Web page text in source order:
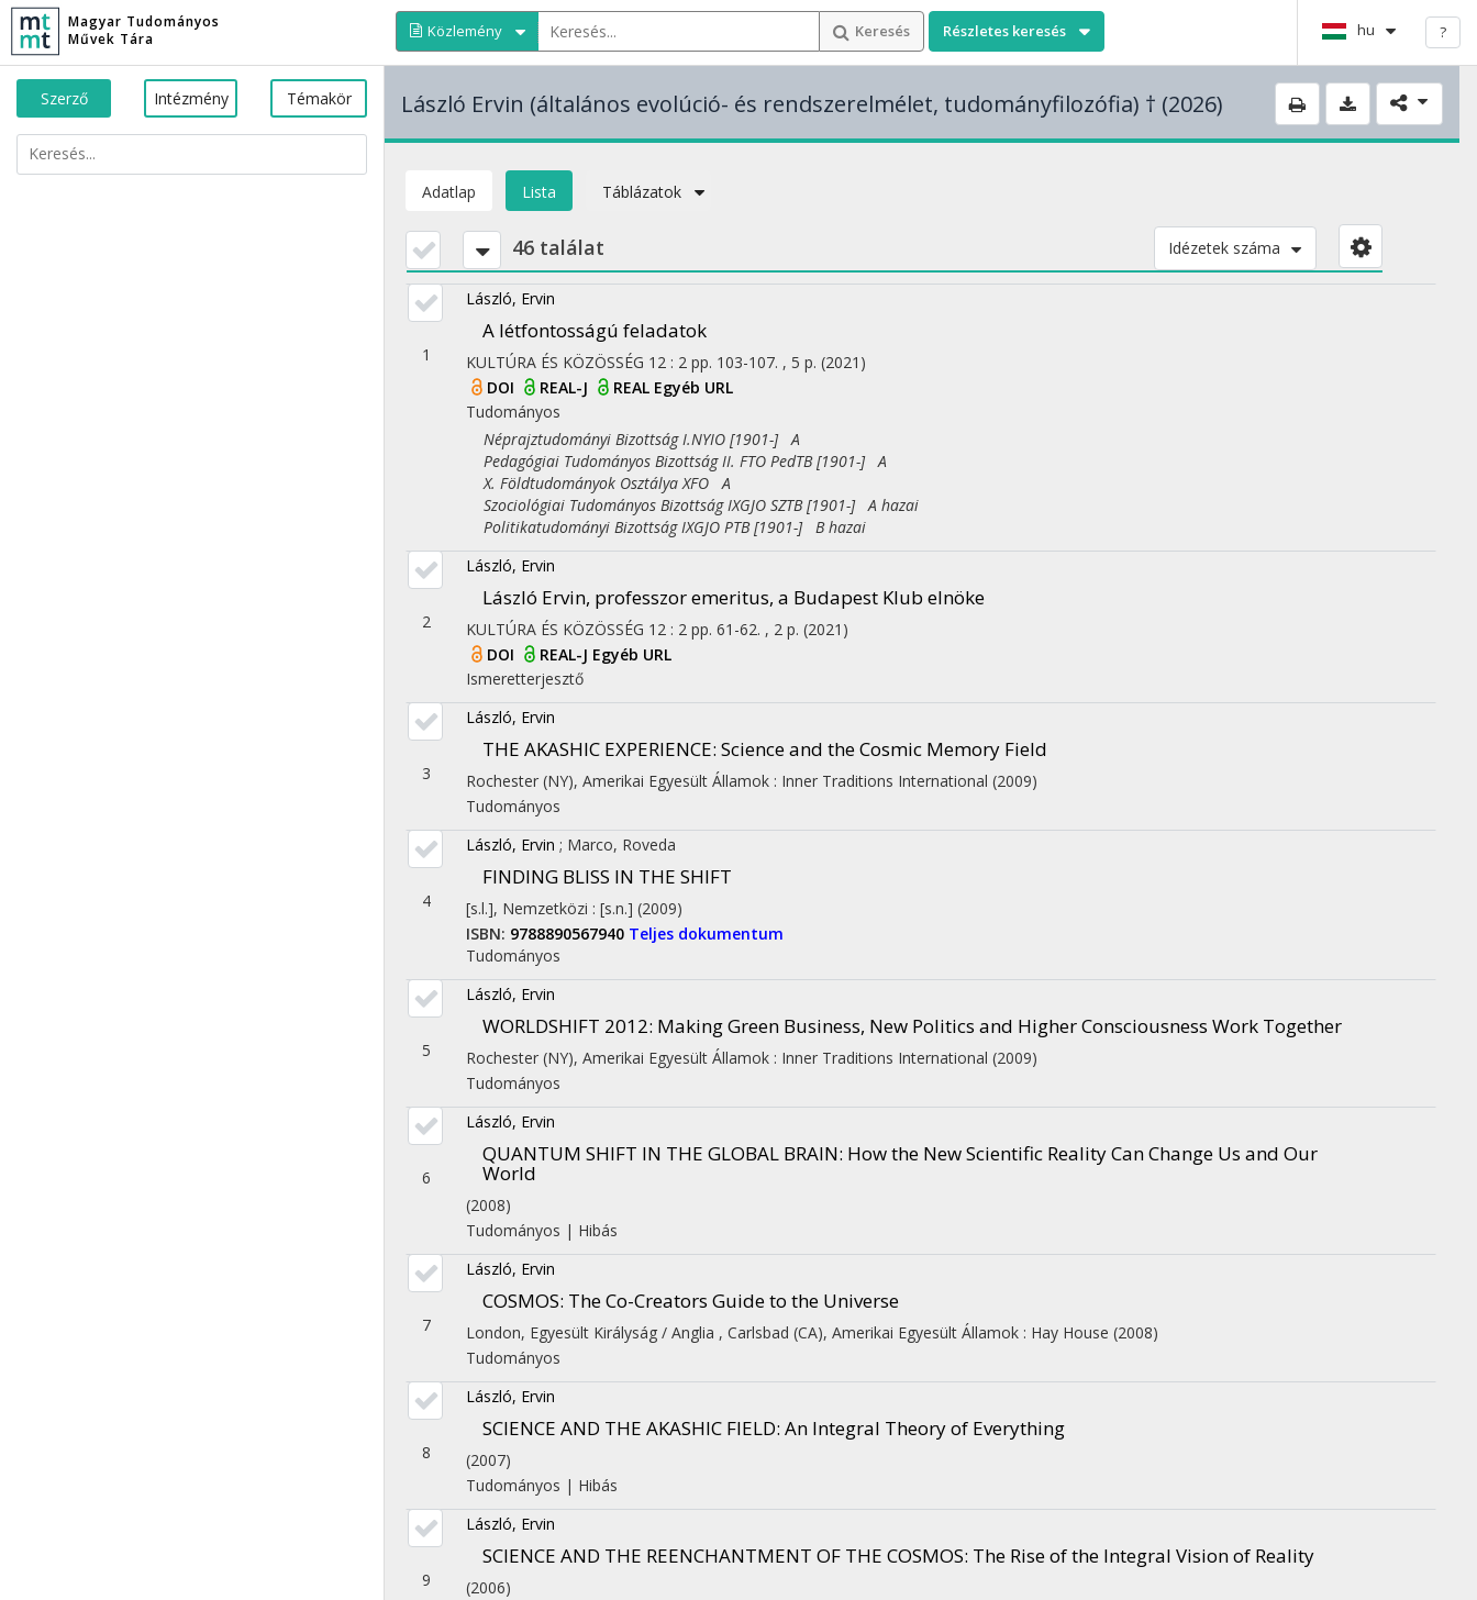
Magyar Tudományos
Művek Tára
Közlemény Keresés Részletes keresés hu ?
Szerző Intézmény Témakör László Ervin (általános evolúció- és rendszerelmélet, tudományfilozófia) † (2026)
Adatlap Lista Táblázatok
46 találat Idézetek száma
1
László, Ervin
A létfontosságú feladatok
KULTÚRA ÉS KÖZÖSSÉG 12 : 2 pp. 103-107. , 5 p. (2021)
DOI
REAL-J REAL Egyéb URL
Tudományos
Néprajztudományi Bizottság I.NYIO [1901-] A
Pedagógiai Tudományos Bizottság II. FTO PedTB [1901-] A
X. Földtudományok Osztálya XFO A
Szociológiai Tudományos Bizottság IXGJO SZTB [1901-] A hazai
Politikatudományi Bizottság IXGJO PTB [1901-] B hazai
2
László, Ervin
László Ervin, professzor emeritus, a Budapest Klub elnöke
KULTÚRA ÉS KÖZÖSSÉG 12 : 2 pp. 61-62. , 2 p. (2021)
DOI
REAL-J Egyéb URL
Ismeretterjesztő
3
László, Ervin
THE AKASHIC EXPERIENCE: Science and the Cosmic Memory Field
Rochester (NY), Amerikai Egyesült Államok : Inner Traditions International (2009)
Tudományos
4
László, Ervin ; Marco, Roveda
FINDING BLISS IN THE SHIFT
[s.l.], Nemzetközi : [s.n.] (2009)
ISBN: 9788890567940 Teljes dokumentum
Tudományos
5
László, Ervin
WORLDSHIFT 2012: Making Green Business, New Politics and Higher Consciousness Work Together
Rochester (NY), Amerikai Egyesült Államok : Inner Traditions International (2009)
Tudományos
6
László, Ervin
QUANTUM SHIFT IN THE GLOBAL BRAIN: How the New Scientific Reality Can Change Us and Our
World
(2008)
Tudományos | Hibás
7
László, Ervin
COSMOS: The Co-Creators Guide to the Universe
London, Egyesült Királyság / Anglia , Carlsbad (CA), Amerikai Egyesült Államok : Hay House (2008)
Tudományos
8
László, Ervin
SCIENCE AND THE AKASHIC FIELD: An Integral Theory of Everything
(2007)
Tudományos | Hibás
9
László, Ervin
SCIENCE AND THE REENCHANTMENT OF THE COSMOS: The Rise of the Integral Vision of Reality
(2006)